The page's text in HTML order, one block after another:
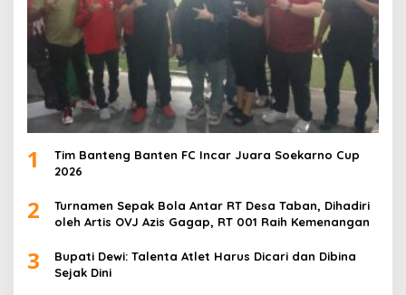
1
Tim Banteng Banten FC Incar Juara Soekarno Cup
2026
2
Turnamen Sepak Bola Antar RT Desa Taban, Dihadiri
oleh Artis OVJ Azis Gagap, RT 001 Raih Kemenangan
3
Bupati Dewi: Talenta Atlet Harus Dicari dan Dibina
Sejak Dini